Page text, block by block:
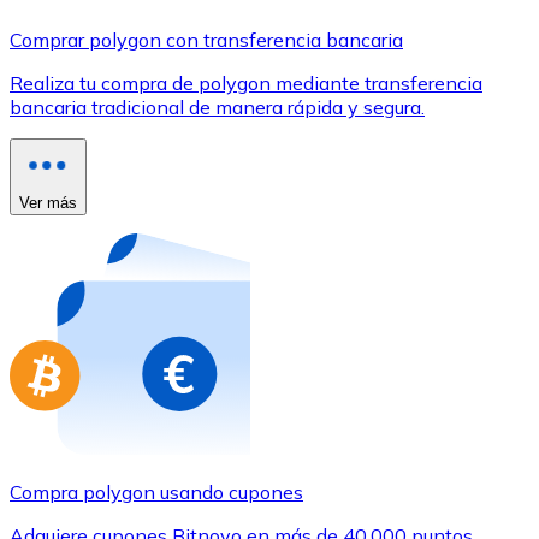
Tarjeta de crédito / débito
Utiliza tarjetas Visa y Mastercard para comprar
Comprar con tarjeta
Compra tarjetas regalo de tus marcas favoritas con
Ir a la tienda de tarjetas regalo
Comprar polygon con transferencia bancaria
Realiza tu compra de polygon mediante transferencia
bancaria tradicional de manera rápida y segura.
Ver más
Compra polygon usando cupones